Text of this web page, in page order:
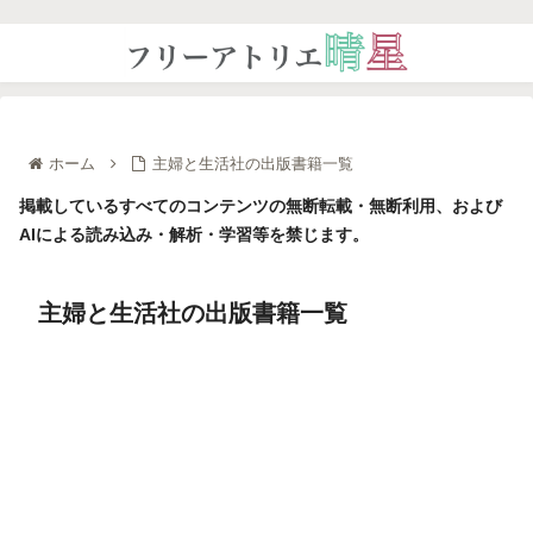
ホーム 主婦と生活社の出版書籍一覧
掲載しているすべてのコンテンツの無断転載・無断利用、および
AIによる読み込み・解析・学習等を禁じます。
主婦と生活社の出版書籍一覧